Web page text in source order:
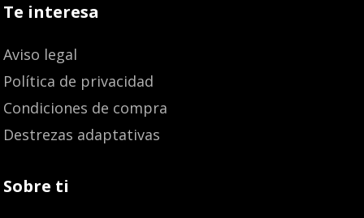
Te interesa
Aviso legal
Política de privacidad
Condiciones de compra
Destrezas adaptativas
Sobre ti